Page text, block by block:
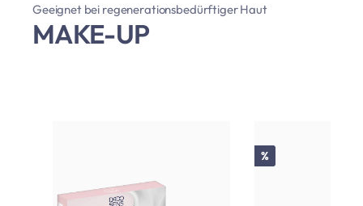
Geeignet bei regenerationsbedürftiger Haut
MAKE-UP
Rabatt
%